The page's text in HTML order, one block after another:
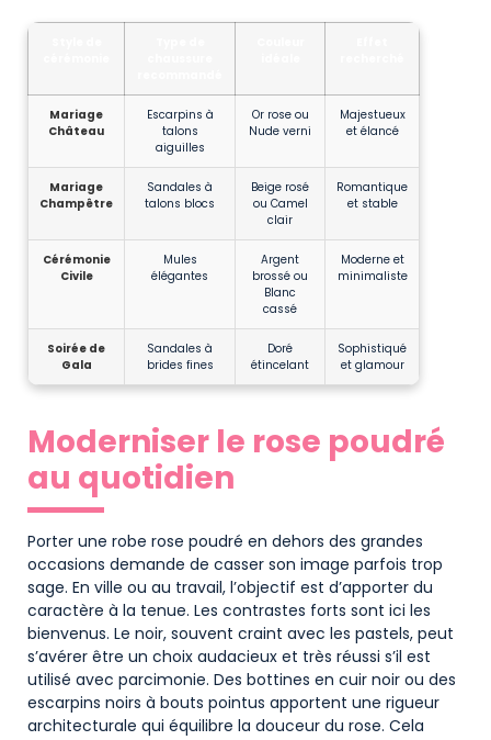
Mariage
Château
Escarpins à
talons
aiguilles
Or rose ou
Nude verni
Majestueux
et élancé
Mariage
Champêtre
Sandales à
talons blocs
Beige rosé
ou Camel
clair
Romantique
et stable
Cérémonie
Civile
Mules
élégantes
Argent
brossé ou
Blanc
cassé
Moderne et
minimaliste
Soirée de
Gala
Sandales à
brides fines
Doré
étincelant
Sophistiqué
et glamour
Moderniser le rose poudré
au quotidien
Porter une robe rose poudré en dehors des grandes
occasions demande de casser son image parfois trop
sage. En ville ou au travail, l’objectif est d’apporter du
caractère à la tenue. Les contrastes forts sont ici les
bienvenus. Le noir, souvent craint avec les pastels, peut
s’avérer être un choix audacieux et très réussi s’il est
utilisé avec parcimonie. Des bottines en cuir noir ou des
escarpins noirs à bouts pointus apportent une rigueur
architecturale qui équilibre la douceur du rose. Cela